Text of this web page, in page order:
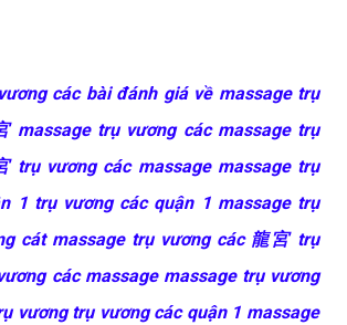
các bài đánh giá về massage trụ
massage trụ vương các massage trụ
trụ vương các massage massage trụ
1 trụ vương các quận 1 massage trụ
cát massage trụ vương các 龍宮 trụ
các massage massage trụ vương
vương trụ vương các quận 1 massage